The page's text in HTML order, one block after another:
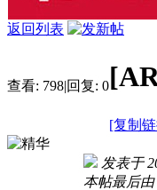
返回列表
查看: 798|回复: 0
[复制
发表于
本帖最后由